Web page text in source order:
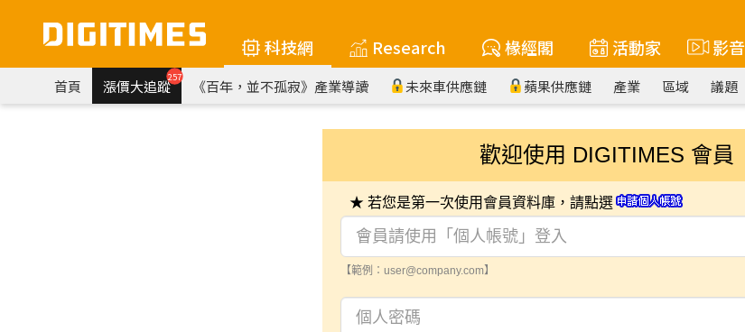
科技網 Research 椽經閣 活動家 影音
首頁 漲價大追蹤257 《百年，並不孤寂》產業導讀 未來車供應鏈 蘋果供應鏈 產業 區域 議題
歡迎使用 DIGITIMES 會員
★ 若您是第一次使用會員資料庫，請點選
【範例：user@company.com】